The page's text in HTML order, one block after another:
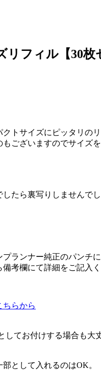
フィル【30枚
トサイズにピッタリのリ
ございますのでサイズを
たら裏写りしませんでし
ランナー純正のパンチ
考欄にて詳細をご記入く
ちらから
してお付けする場合も大
として入れるのはOK。